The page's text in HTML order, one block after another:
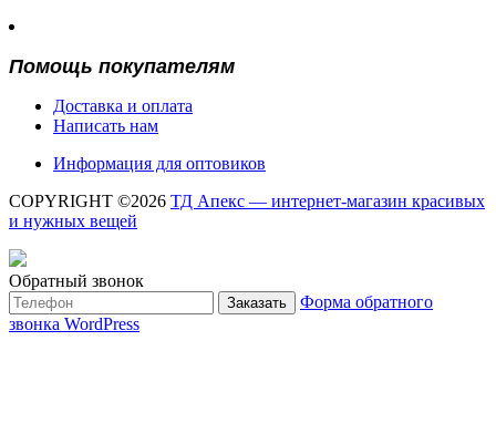
Помощь покупателям
Доставка и оплата
Написать нам
Информация для оптовиков
COPYRIGHT ©2026 ТД Апекс — интернет-магазин красивых
и нужных вещей
Обратный звонок
Заказать
Форма обратного
звонка WordPress